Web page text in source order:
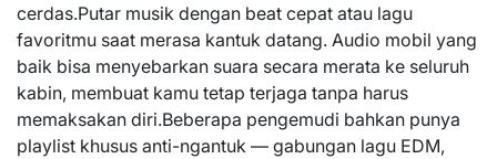
cerdas.Putar musik dengan beat cepat atau lagu
favoritmu saat merasa kantuk datang. Audio mobil yang
baik bisa menyebarkan suara secara merata ke seluruh
kabin, membuat kamu tetap terjaga tanpa harus
memaksakan diri.Beberapa pengemudi bahkan punya
playlist khusus anti-ngantuk — gabungan lagu EDM,